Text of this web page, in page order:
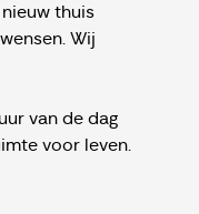
thuis
Wij
van de dag
voor leven.